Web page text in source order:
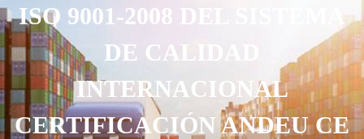
ISO 9001-2008 DEL SISTEMA
DE CALIDAD
INTERNACIONAL
CERTIFICACIÓN ANDEU CE